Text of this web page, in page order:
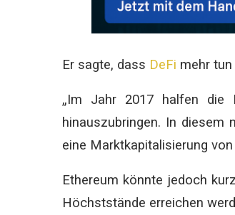
Er sagte, dass DeFi mehr
„Im Jahr 2017 halfen die
hinauszubringen. In diesem
eine Marktkapitalisierung
Ethereum könnte jedoch
Höchststände erreichen